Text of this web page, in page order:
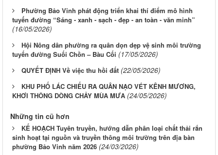
Phường Bảo Vinh phát động triển khai thí điểm mô hình
tuyến đường “Sáng - xanh - sạch - đẹp - an toàn - văn minh”
(16/05/2026)
Hội Nông dân phường ra quân dọn dẹp vệ sinh môi trường
tuyến đường Suối Chồn – Bàu Cối (17/05/2026)
QUYẾT ĐỊNH Về việc thu hồi đất (22/05/2026)
KHU PHỐ LÁC CHIẾU RA QUÂN NẠO VÉT KÊNH MƯƠNG,
KHƠI THÔNG DÒNG CHẢY MÙA MƯA (24/05/2026)
Những tin cũ hơn
KẾ HOẠCH Tuyên truyền, hướng dẫn phân loại chất thải rắn
sinh hoạt tại nguồn và truyền thông môi trường trên địa bàn
phường Bảo Vinh năm 2026 (24/03/2026)